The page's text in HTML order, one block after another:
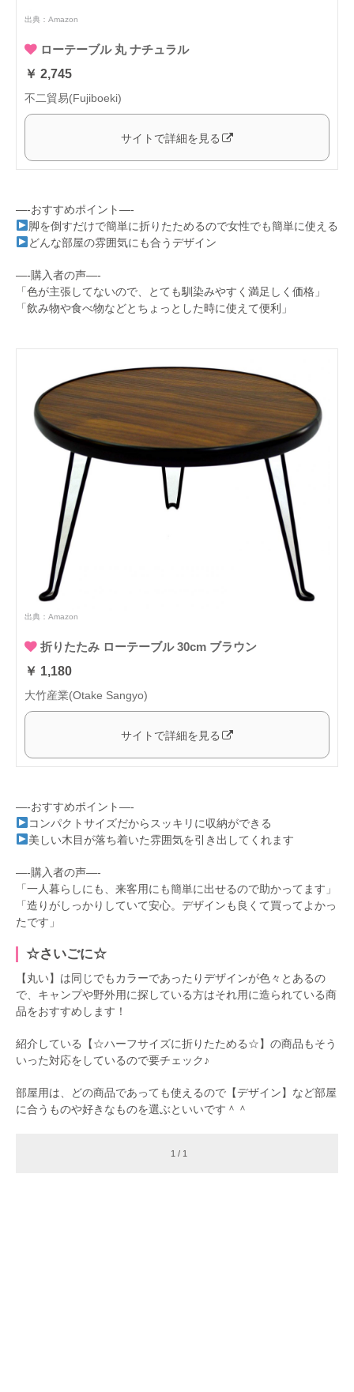
出典： Amazon
ローテーブル 丸 ナチュラル
￥ 2,745
不二貿易(Fujiboeki)
サイトで詳細を見る
—-おすすめポイント—-
脚を倒すだけで簡単に折りたためるので女性でも簡単に使える
どんな部屋の雰囲気にも合うデザイン
—-購入者の声—-
「色が主張してないので、とても馴染みやすく満足しく価格」
「飲み物や食べ物などとちょっとした時に使えて便利」
出典： Amazon
折りたたみ ローテーブル 30cm ブラウン
￥ 1,180
大竹産業(Otake Sangyo)
サイトで詳細を見る
—-おすすめポイント—-
コンパクトサイズだからスッキリに収納ができる
美しい木目が落ち着いた雰囲気を引き出してくれます
—-購入者の声—-
「一人暮らしにも、来客用にも簡単に出せるので助かってます」
「造りがしっかりしていて安心。デザインも良くて買ってよかっ
たです」
☆さいごに☆
【丸い】は同じでもカラーであったりデザインが色々とあるの
で、キャンプや野外用に探している方はそれ用に造られている商
品をおすすめします！
紹介している【☆ハーフサイズに折りたためる☆】の商品もそう
いった対応をしているので要チェック♪
部屋用は、どの商品であっても使えるので【デザイン】など部屋
に合うものや好きなものを選ぶといいです＾＾
1 / 1